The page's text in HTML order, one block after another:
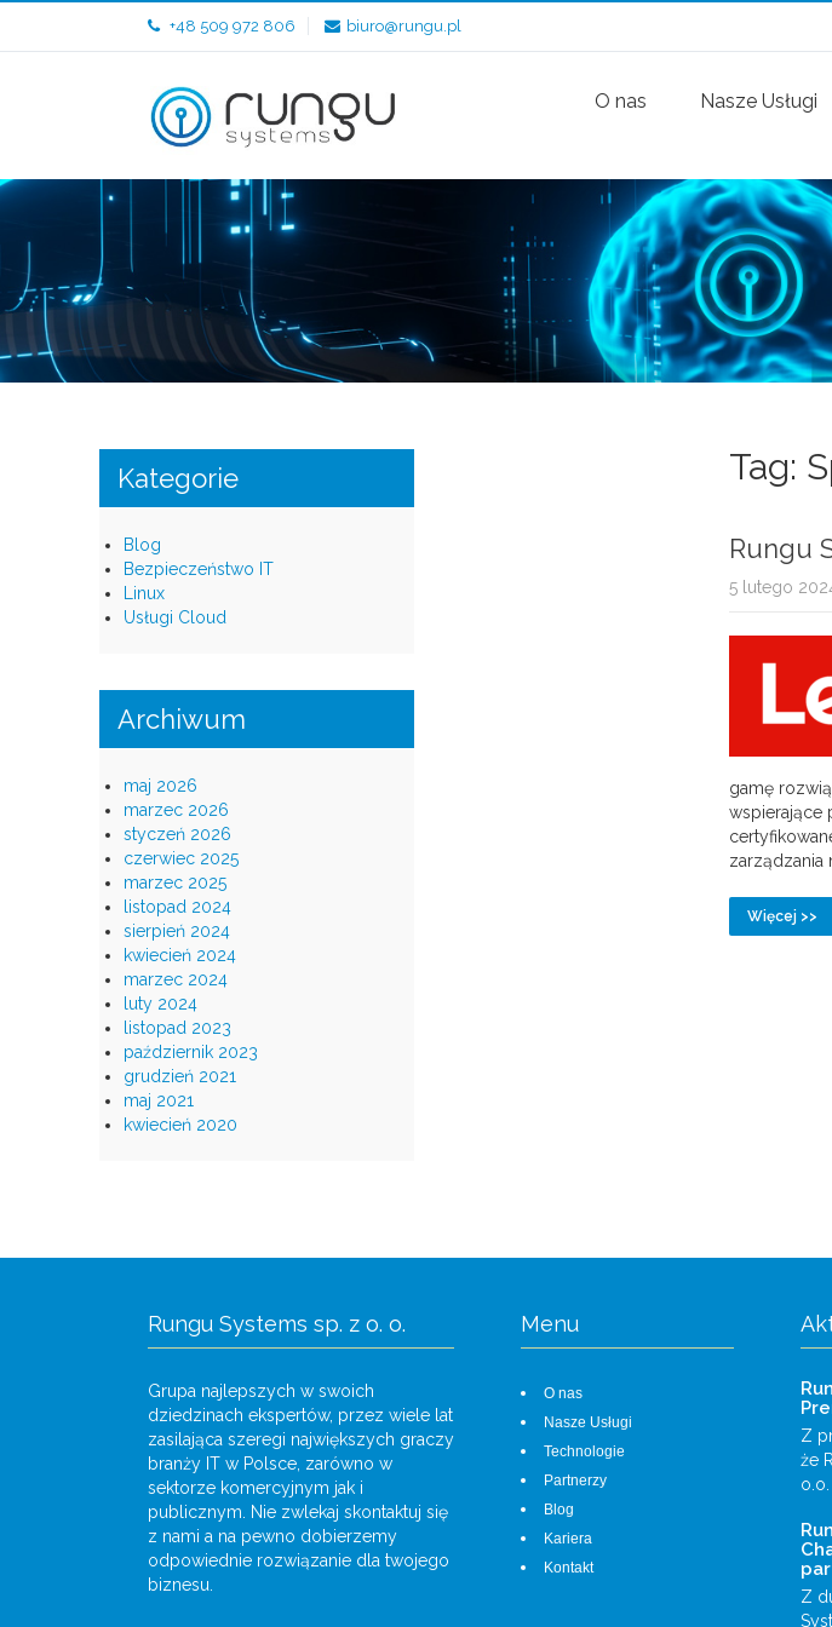
+48 509 972 806 biuro@rungu.pl
O nas Nasze Usługi
Tag:
Rungu
5 lutego
gamę
wspierające
zarządzania
Więcej >>
Kategorie
Blog
Bezpieczeństwo IT
Linux
Usługi Cloud
Archiwum
maj 2026
marzec 2026
styczeń 2026
czerwiec 2025
marzec 2025
listopad 2024
sierpień 2024
kwiecień 2024
marzec 2024
luty 2024
listopad 2023
październik 2023
grudzień 2021
maj 2021
kwiecień 2020
Rungu Systems sp. z o. o.
Grupa najlepszych w swoich
dziedzinach ekspertów, przez wiele lat
zasilająca szeregi największych graczy
branży IT w Polsce, zarówno w
sektorze komercyjnym jak i
publicznym. Nie zwlekaj skontaktuj się
z nami a na pewno dobierzemy
odpowiednie rozwiązanie dla twojego
biznesu.
Menu
O nas
Nasze Usługi
Technologie
Partnerzy
Blog
Kariera
Kontakt
Z
że
o.o.
Z